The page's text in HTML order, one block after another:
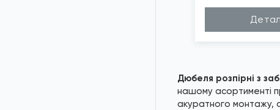
Довжина (A...
Діаметр (D...
6мм
Бренд
Дюбеля розпірні з
нашому асортименті
акуратного монтажу,